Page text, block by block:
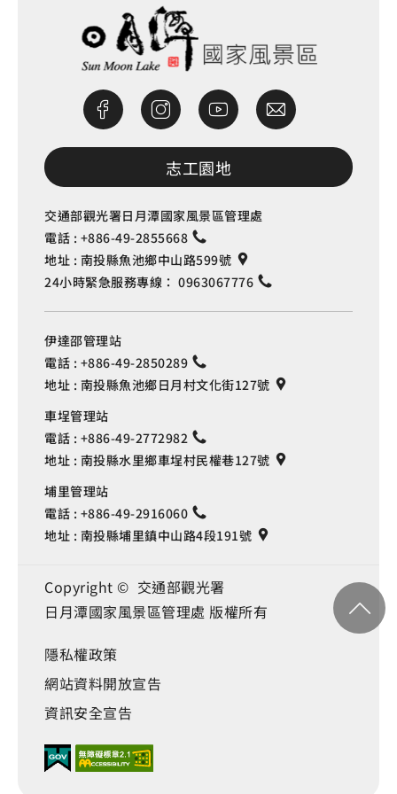
志工園地
交通部觀光署日月潭國家風景區管理處
電話 : +886-49-2855668
地址 : 南投縣魚池鄉中山路599號
24小時緊急服務專線： 0963067776
伊達邵管理站
電話 : +886-49-2850289
地址 : 南投縣魚池鄉日月村文化街127號
車埕管理站
電話 : +886-49-2772982
地址 : 南投縣水里鄉車埕村民權巷127號
埔里管理站
電話 : +886-49-2916060
地址 : 南投縣埔里鎮中山路4段191號
Copyright © 交通部觀光署
日月潭國家風景區管理處 版權所有
隱私權政策
網站資料開放宣告
資訊安全宣告